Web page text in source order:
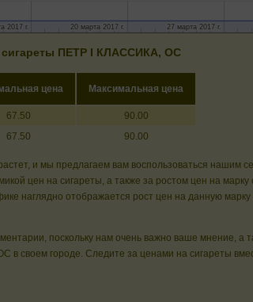
2017 г.
2017 г. 20 марта 2017 г.
20 марта 2017 г. 27 марта 2017 г.
27 марта 2017 г.
ПЕТР I КЛАССИКА, OC
цена Максимальная цена
67.50
90.00
67.50 90.00
и мы предлагаем вам воспользоваться нашим
цен на сигареты, а также за ростом цен на марку
наглядно отображается рост цен на данную марку
поскольку нам очень важно ваше мнение, а
в своем городе. Следите за ценами на сигареты